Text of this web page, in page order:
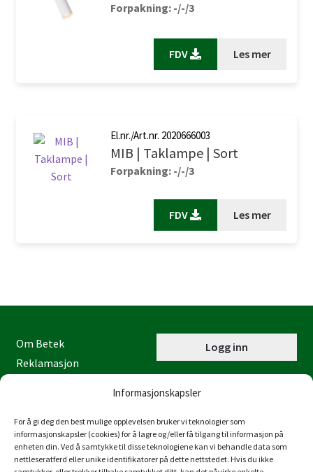
Informasjonskapsler
For å gi deg den best mulige opplevelsen bruker vi teknologier som
informasjonskapsler (cookies) for å lagre og/eller få tilgang til informasjon på
enheten din. Ved å samtykke til disse teknologiene kan vi behandle data som
nettleseratferd eller unike identifikatorer på dette nettstedet. Hvis du ikke
Forpakning: -/-/3
FDV Les mer
El.nr./Art.nr. 2020666003
MIB | Taklampe | Sort
Forpakning: -/-/3
FDV Les mer
Logg inn
Om Betek
Reklamasjon
Personvernerklæring
Åpenhetsloven